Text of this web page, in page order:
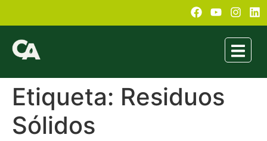
Etiqueta: Residuos
Sólidos